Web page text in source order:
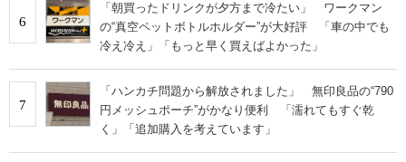
6
「朝買ったドリンクが夕方まで冷たい」 ワークマン
の“真空ペットボトルホルダー”が大好評 「車の中でも
冷え冷え」「もっと早く買えばよかった」
7
「ハンカチ問題から解放されました」 無印良品の“790
円メッシュポーチ”がかなり便利 「濡れてもすぐ乾
く」「追加購入を考えています」